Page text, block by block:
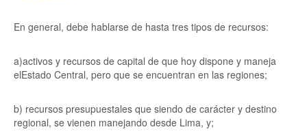
En general, debe hablarse de hasta tres tipos de recursos:
a)activos y recursos de capital de que hoy dispone y maneja
elEstado Central, pero que se encuentran en las regiones;
b) recursos presupuestales que siendo de carácter y destino
regional, se vienen manejando desde Lima, y;